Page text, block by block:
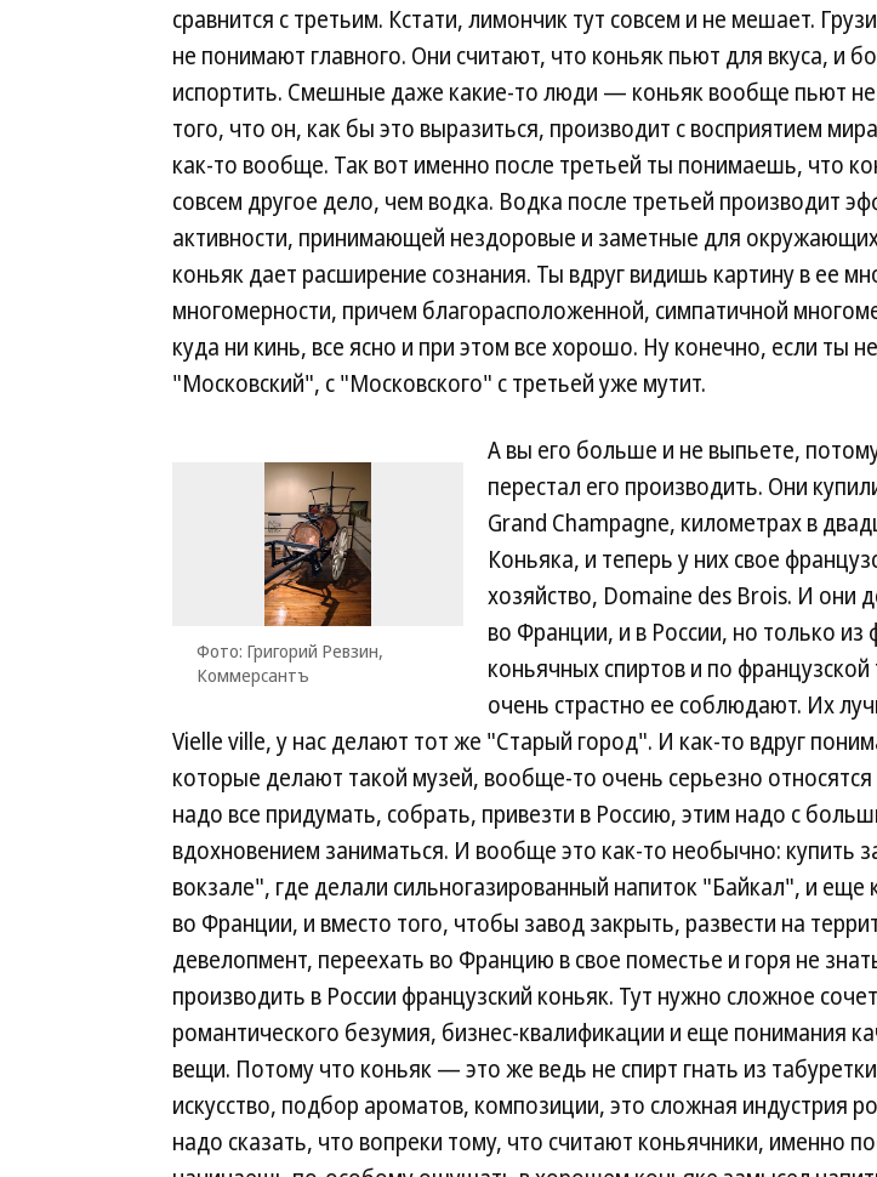
сравнится с третьим. Кстати, лимончик тут совсем и не мешает.
не понимают главного. Они считают, что коньяк пьют для вкуса, и
испортить. Смешные даже какие-то люди — коньяк вообще пьют не
того, что он, как бы это выразиться, производит с восприятием
как-то вообще. Так вот именно после третьей ты понимаешь, что
совсем другое дело, чем водка. Водка после третьей производит
активности, принимающей нездоровые и заметные для
коньяк дает расширение сознания. Ты вдруг видишь картину в ее
многомерности, причем благорасположенной, симпатичной
куда ни кинь, все ясно и при этом все хорошо. Ну конечно, если ты
"Московский", с "Московского" с третьей уже мутит.
Фото: Григорий Ревзин,
Коммерсантъ
А вы его больше и не выпьете,
перестал его производить. Они
Grand Champagne, километрах в
Коньяка, и теперь у них свое
хозяйство, Domaine des Brois. И они
во Франции, и в России, но только из
коньячных спиртов и по французской
очень страстно ее соблюдают. Их
Vielle ville, у нас делают тот же "Старый город". И как-то вдруг
которые делают такой музей, вообще-то очень серьезно относятся
надо все придумать, собрать, привезти в Россию, этим надо с
вдохновением заниматься. И вообще это как-то необычно: купить
вокзале", где делали сильногазированный напиток "Байкал", и еще
во Франции, и вместо того, чтобы завод закрыть, развести на
девелопмент, переехать во Францию в свое поместье и горя не
производить в России французский коньяк. Тут нужно сложное
романтического безумия, бизнес-квалификации и еще понимания
вещи. Потому что коньяк — это же ведь не спирт гнать из
искусство, подбор ароматов, композиции, это сложная индустрия
надо сказать, что вопреки тому, что считают коньячники, именно